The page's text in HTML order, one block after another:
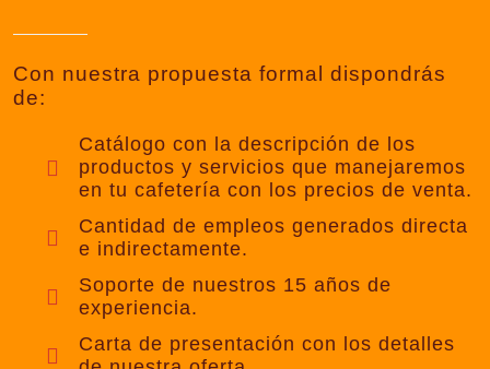
Con nuestra propuesta formal dispondrás
de:
Catálogo con la descripción de los
productos y servicios que manejaremos
en tu cafetería con los precios de venta.
Cantidad de empleos generados directa
e indirectamente.
Soporte de nuestros 15 años de
experiencia.
Carta de presentación con los detalles